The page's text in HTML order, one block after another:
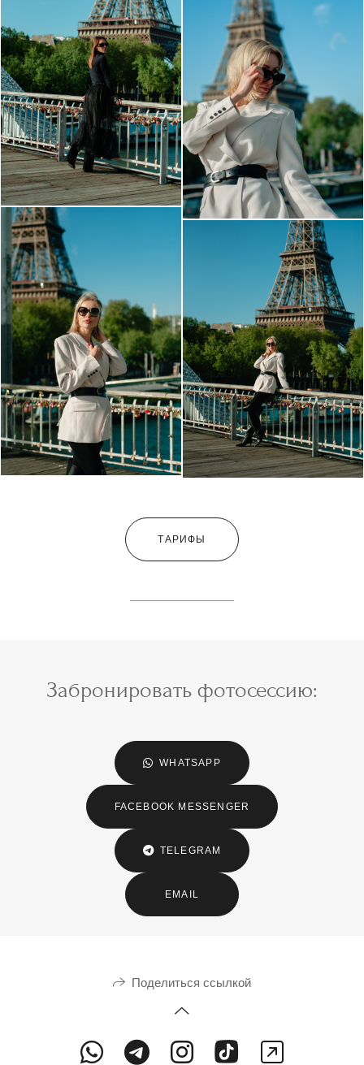
ТАРИФЫ
Забронировать фотосессию:
WHATSAPP
FACEBOOK MESSENGER
TELEGRAM
EMAIL
Поделиться ссылкой